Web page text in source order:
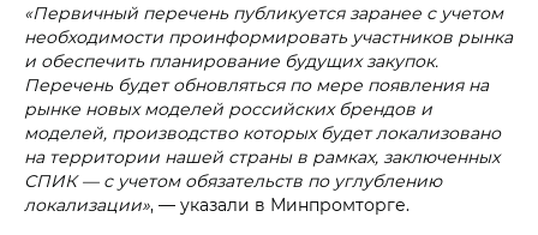
«Первичный перечень публикуется заранее с учетом
необходимости проинформировать участников рынка
и обеспечить планирование будущих закупок.
Перечень будет обновляться по мере появления на
рынке новых моделей российских брендов и
моделей, производство которых будет локализовано
на территории нашей страны в рамках, заключенных
СПИК — с учетом обязательств по углублению
локализации», — указали в Минпромторге.